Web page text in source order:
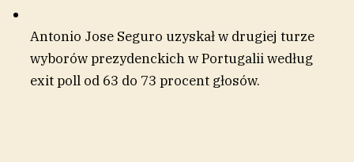
Antonio Jose Seguro uzyskał w drugiej turze
wyborów prezydenckich w Portugalii według
exit poll od 63 do 73 procent głosów.